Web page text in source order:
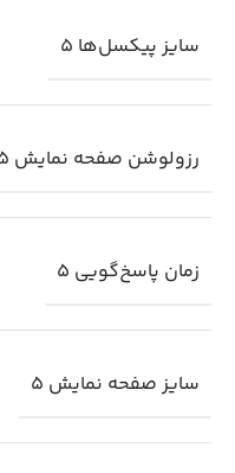
سایز پیکسل‌ها 5
رزولوشن صفحه نمایش 5
زمان پاسخ‌گویی 5
سایز صفحه نمایش 5